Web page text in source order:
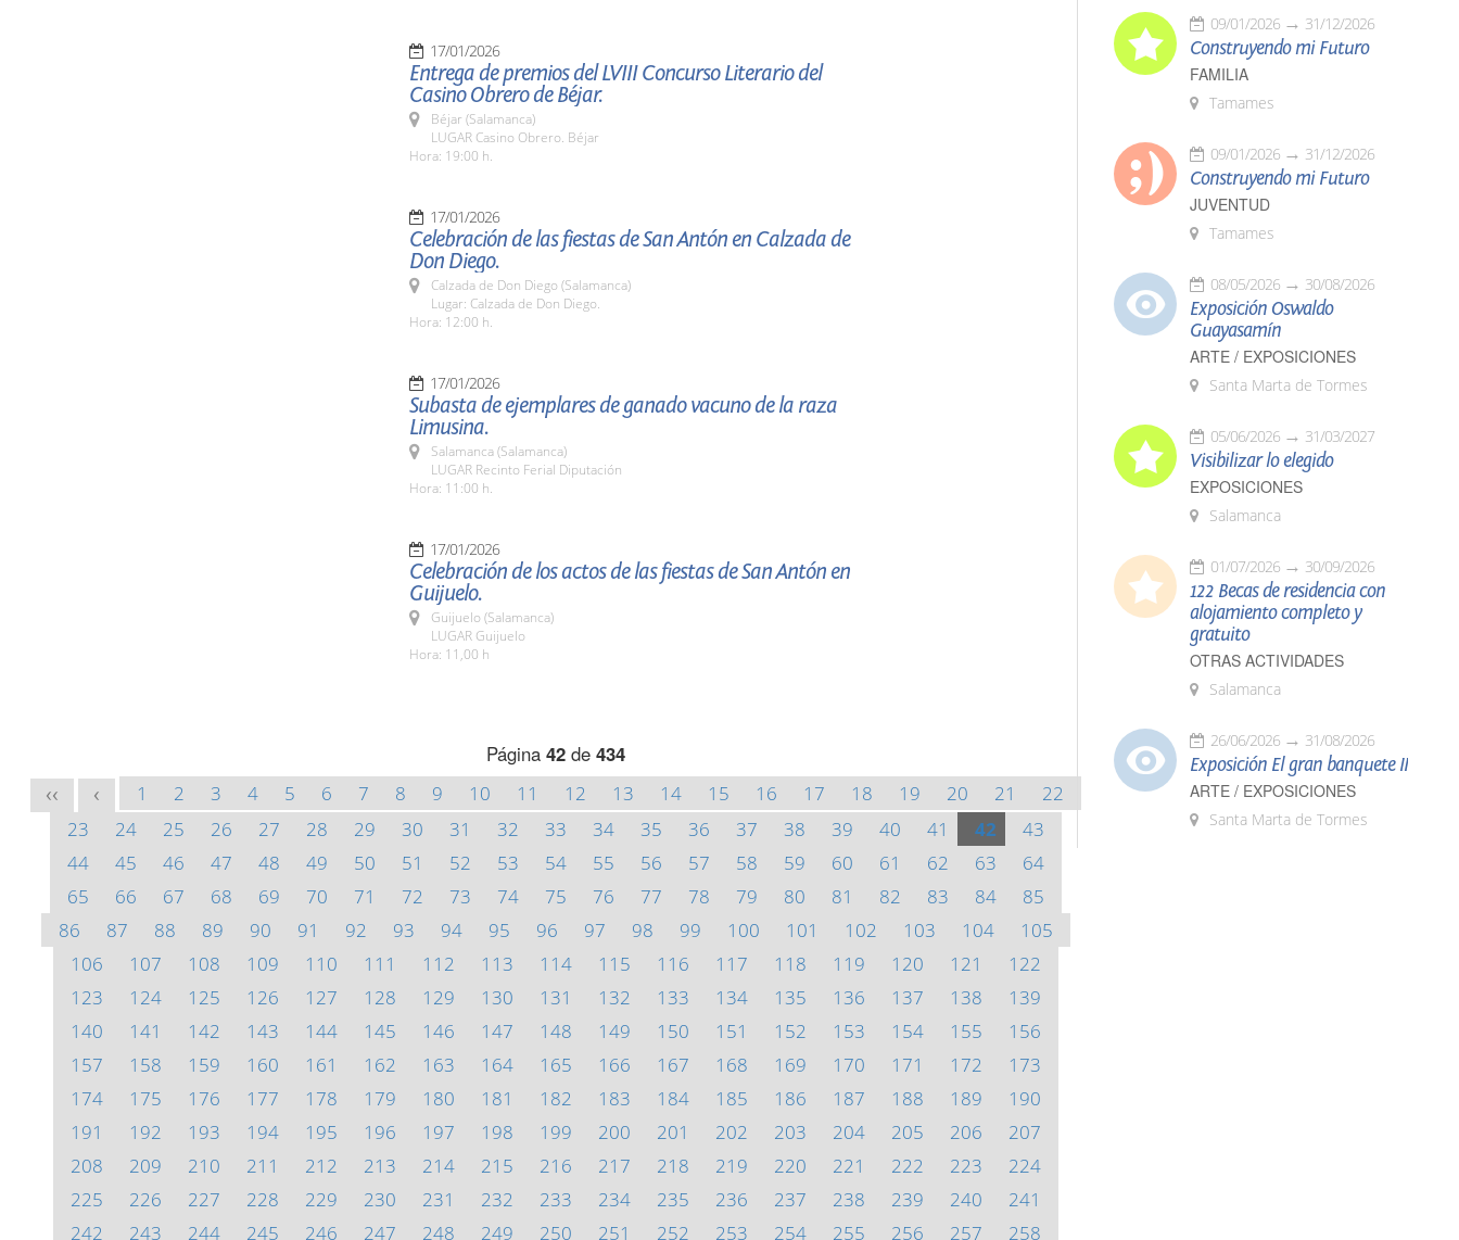
17/01/2026
Entrega de premios del LVIII Concurso Literario del
Casino Obrero de Béjar.
Béjar (Salamanca)
LUGAR Casino Obrero. Béjar
Hora: 19:00 h.
17/01/2026
Celebración de las fiestas de San Antón en Calzada de
Don Diego.
Calzada de Don Diego (Salamanca)
Lugar: Calzada de Don Diego.
Hora: 12:00 h.
17/01/2026
Subasta de ejemplares de ganado vacuno de la raza
Limusina.
Salamanca (Salamanca)
LUGAR Recinto Ferial Diputación
Hora: 11:00 h.
17/01/2026
Celebración de los actos de las fiestas de San Antón en
Guijuelo.
Guijuelo (Salamanca)
LUGAR Guijuelo
Hora: 11,00 h
Página 42 de 434
<< < 1 2 3 4 5 6 7 8 9 10 11 12 13 14 15 16 17 18 19 20 21
22
23
24 25 26 27 28 29 30 31 32 33 34 35 36 37 38 39 40 41 42
43
44
45 46 47 48 49 50 51 52 53 54 55 56 57 58 59 60 61 62 63
64
65
66 67 68 69 70 71 72 73 74 75 76 77 78 79 80 81 82 83 84
85
86
87 88 89 90 91 92 93 94 95 96 97 98 99 100 101 102 103 104
105
106
107 108 109 110 111 112 113 114 115 116 117 118 119 120 121
122
123
124 125 126 127 128 129 130 131 132 133 134 135 136 137 138
139
140
141 142 143 144 145 146 147 148 149 150 151 152 153 154 155
156
157
158 159 160 161 162 163 164 165 166 167 168 169 170 171 172
173
174
175 176 177 178 179 180 181 182 183 184 185 186 187 188 189
190
191
192 193 194 195 196 197 198 199 200 201 202 203 204 205 206
207
208
209 210 211 212 213 214 215 216 217 218 219 220 221 222 223
224
225
226 227 228 229 230 231 232 233 234 235 236 237 238 239 240
241
242
243 244 245 246 247 248 249 250 251 252 253 254 255 256 257 258
09/01/2026 31/12/2026
Construyendo mi Futuro
FAMILIA
Tamames
09/01/2026 31/12/2026
Construyendo mi Futuro
JUVENTUD
Tamames
08/05/2026 30/08/2026
Exposición Oswaldo
Guayasamín
ARTE / EXPOSICIONES
Santa Marta de Tormes
05/06/2026 31/03/2027
Visibilizar lo elegido
EXPOSICIONES
Salamanca
01/07/2026 30/09/2026
122 Becas de residencia con
alojamiento completo y
gratuito
OTRAS ACTIVIDADES
Salamanca
26/06/2026 31/08/2026
Exposición El gran banquete II
ARTE / EXPOSICIONES
Santa Marta de Tormes